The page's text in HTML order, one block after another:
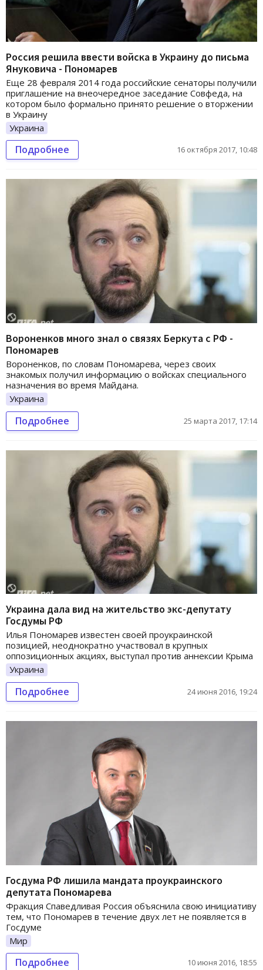
Россия решила ввести войска в Украину до письма
Януковича - Пономарев
Еще 28 февраля 2014 года российские сенаторы получили
приглашение на внеочередное заседание Совфеда, на
котором было формально принято решение о вторжении
в Украину
Украина
Подробнее 16 октября 2017, 10:48
Вороненков много знал о связях Беркута с РФ -
Пономарев
Вороненков, по словам Пономарева, через своих
знакомых получил информацию о войсках специального
назначения во время Майдана.
Украина
Подробнее 25 марта 2017, 17:14
Украина дала вид на жительство экс-депутату
Госдумы РФ
Илья Пономарев известен своей проукраинской
позицией, неоднократно участвовал в крупных
оппозиционных акциях, выступал против аннексии Крыма
Украина
Подробнее 24 июня 2016, 19:24
Госдума РФ лишила мандата проукраинского
депутата Пономарева
Фракция Спаведливая Россия объяснила свою инициативу
тем, что Пономарев в течение двух лет не появляется в
Госдуме
Мир
Подробнее 10 июня 2016, 18:55